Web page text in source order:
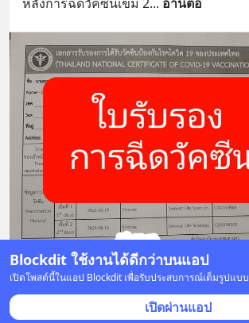
Blockdit ใช้งานได้ดีกว่าบนแอป
เปิดโพสต์นี้ในแอป Blockdit เพื่อรับประสบการณ์เต็มรูปแบบ
เปิดผ่านแอป
บันทึก 19